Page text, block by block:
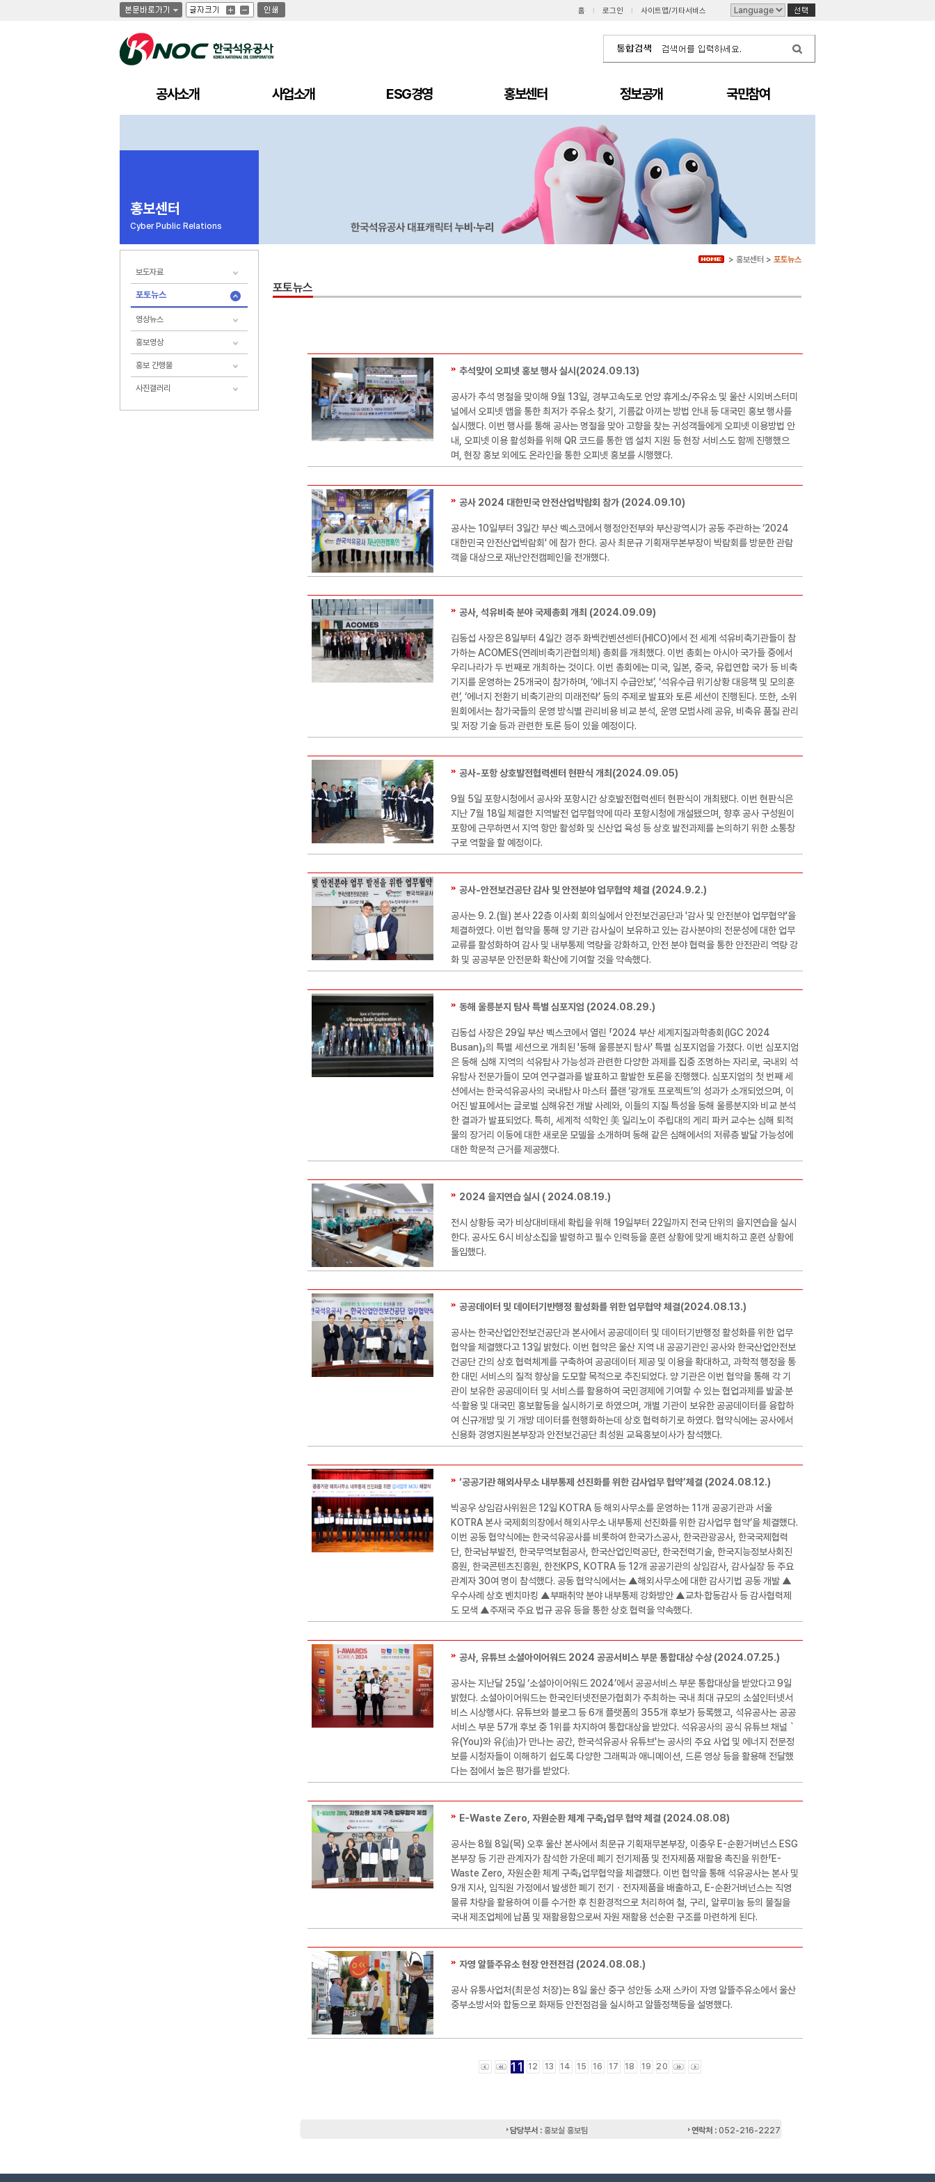
글
자
기
글
자
기
크
글
자
기
작
인
쇄
홈 I 로그인 I 사이트맵/기타서비스
공사소개 사업소개 ESG경영 홍보센터 정보공개 국민참여
홍보센터
Cyber Public Relations
보도자료
포토뉴스
영상뉴스
홍보영상
홍보 간행물
사진갤러리
> 홍보센터 > 포토뉴스
포토뉴스
추석맞이 오피넷 홍보 행사 실시(2024.09.13)
공사가 추석 명절을 맞이해 9월 13일, 경부고속도로 언양 휴게소/주유소 및 울산 시외버스터미
널에서 오피넷 앱을 통한 최저가 주유소 찾기, 기름값 아끼는 방법 안내 등 대국민 홍보 행사를
실시했다. 이번 행사를 통해 공사는 명절을 맞아 고향을 찾는 귀성객들에게 오피넷 이용방법 안
내, 오피넷 이용 활성화를 위해 QR 코드를 통한 앱 설치 지원 등 현장 서비스도 함께 진행했으
며, 현장 홍보 외에도 온라인을 통한 오피넷 홍보를 시행했다.
공사 2024 대한민국 안전산업박람회 참가 (2024.09.10)
공사는 10일부터 3일간 부산 벡스코에서 행정안전부와 부산광역시가 공동 주관하는 ‘2024
대한민국 안전산업박람회' 에 참가 한다. 공사 최문규 기획재무본부장이 박람회를 방문한 관람
객을 대상으로 재난안전캠페인을 전개했다.
공사, 석유비축 분야 국제총회 개최 (2024.09.09)
김동섭 사장은 8일부터 4일간 경주 화백컨벤션센터(HICO)에서 전 세계 석유비축기관들이 참
가하는 ACOMES(연례비축기관협의체) 총회를 개최했다. 이번 총회는 아시아 국가들 중에서
우리나라가 두 번째로 개최하는 것이다. 이번 총회에는 미국, 일본, 중국, 유럽연합 국가 등 비축
기지를 운영하는 25개국이 참가하며, ‘에너지 수급안보’, ‘석유수급 위기상황 대응책 및 모의훈
련’, ‘에너지 전환기 비축기관의 미래전략’ 등의 주제로 발표와 토론 세션이 진행된다. 또한, 소위
원회에서는 참가국들의 운영 방식별 관리비용 비교 분석, 운영 모범사례 공유, 비축유 품질 관리
및 저장 기술 등과 관련한 토론 등이 있을 예정이다.
공사-포항 상호발전협력센터 현판식 개최(2024.09.05)
9월 5일 포항시청에서 공사와 포항시간 상호발전협력센터 현판식이 개최됐다. 이번 현판식은
지난 7월 18일 체결한 지역발전 업무협약에 따라 포항시청에 개설됐으며, 향후 공사 구성원이
포항에 근무하면서 지역 항만 활성화 및 신산업 육성 등 상호 발전과제를 논의하기 위한 소통창
구로 역할을 할 예정이다.
공사-안전보건공단 감사 및 안전분야 업무협약 체결 (2024.9.2.)
공사는 9. 2.(월) 본사 22층 이사회 회의실에서 안전보건공단과 '감사 및 안전분야 업무협약'을
체결하였다. 이번 협약을 통해 양 기관 감사실이 보유하고 있는 감사분야의 전문성에 대한 업무
교류를 활성화하여 감사 및 내부통제 역량을 강화하고, 안전 분야 협력을 통한 안전관리 역량 강
화 및 공공부문 안전문화 확산에 기여할 것을 약속했다.
동해 울릉분지 탐사 특별 심포지엄 (2024.08.29.)
김동섭 사장은 29일 부산 벡스코에서 열린 「2024 부산 세계지질과학총회(IGC 2024
Busan)」의 특별 세션으로 개최된 '동해 울릉분지 탐사' 특별 심포지엄을 가졌다. 이번 심포지엄
은 동해 심해 지역의 석유탐사 가능성과 관련한 다양한 과제를 집중 조명하는 자리로, 국내외 석
유탐사 전문가들이 모여 연구결과를 발표하고 활발한 토론을 진행했다. 심포지엄의 첫 번째 세
션에서는 한국석유공사의 국내탐사 마스터 플랜 ‘광개토 프로젝트’의 성과가 소개되었으며, 이
어진 발표에서는 글로벌 심해유전 개발 사례와, 이들의 지질 특성을 동해 울릉분지와 비교 분석
한 결과가 발표되었다. 특히, 세계적 석학인 美 일리노이 주립대의 게리 파커 교수는 심해 퇴적
물의 장거리 이동에 대한 새로운 모델을 소개하며 동해 같은 심해에서의 저류층 발달 가능성에
대한 학문적 근거를 제공했다.
2024 을지연습 실시 ( 2024.08.19.)
전시 상황등 국가 비상대비태세 확립을 위해 19일부터 22일까지 전국 단위의 을지연습을 실시
한다. 공사도 6시 비상소집을 발령하고 필수 인력등을 훈련 상황에 맞게 배치하고 훈련 상황에
돌입했다.
공공데이터 및 데이터기반행정 활성화를 위한 업무협약 체결(2024.08.13.)
공사는 한국산업안전보건공단과 본사에서 공공데이터 및 데이터기반행정 활성화를 위한 업무
협약을 체결했다고 13일 밝혔다. 이번 협약은 울산 지역 내 공공기관인 공사와 한국산업안전보
건공단 간의 상호 협력체계를 구축하여 공공데이터 제공 및 이용을 확대하고, 과학적 행정을 통
한 대민 서비스의 질적 향상을 도모할 목적으로 추진되었다. 양 기관은 이번 협약을 통해 각 기
관이 보유한 공공데이터 및 서비스를 활용하여 국민경제에 기여할 수 있는 협업과제를 발굴·분
석·활용 및 대국민 홍보활동을 실시하기로 하였으며, 개별 기관이 보유한 공공데이터를 융합하
여 신규개방 및 기 개방 데이터를 현행화하는데 상호 협력하기로 하였다. 협약식에는 공사에서
신용화 경영지원본부장과 안전보건공단 최성원 교육홍보이사가 참석했다.
‘공공기관 해외사무소 내부통제 선진화를 위한 감사업무 협약’체결 (2024.08.12.)
박공우 상임감사위원은 12일 KOTRA 등 해외사무소를 운영하는 11개 공공기관과 서울
KOTRA 본사 국제회의장에서 해외사무소 내부통제 선진화를 위한 감사업무 협약’을 체결했다.
이번 공동 협약식에는 한국석유공사를 비롯하여 한국가스공사, 한국관광공사, 한국국제협력
단, 한국남부발전, 한국무역보험공사, 한국산업인력공단, 한국전력기술, 한국지능정보사회진
흥원, 한국콘텐츠진흥원, 한전KPS, KOTRA 등 12개 공공기관의 상임감사, 감사실장 등 주요
관계자 30여 명이 참석했다. 공동 협약식에서는 ▲해외사무소에 대한 감사기법 공동 개발 ▲
우수사례 상호 벤치마킹 ▲부패취약 분야 내부통제 강화방안 ▲교차·합동감사 등 감사협력제
도 모색 ▲주재국 주요 법규 공유 등을 통한 상호 협력을 약속했다.
공사, 유튜브 소셜아이어워드 2024 공공서비스 부문 통합대상 수상 (2024.07.25.)
공사는 지난달 25일 ‘소셜아이어워드 2024’에서 공공서비스 부문 통합대상을 받았다고 9일
밝혔다. 소셜아이어워드는 한국인터넷전문가협회가 주최하는 국내 최대 규모의 소셜인터넷서
비스 시상행사다. 유튜브와 블로그 등 6개 플랫폼의 355개 후보가 등록했고, 석유공사는 공공
서비스 부문 57개 후보 중 1위를 차지하여 통합대상을 받았다. 석유공사의 공식 유튜브 채널 `
유(You)와 유(油)가 만나는 공간, 한국석유공사 유튜브'는 공사의 주요 사업 및 에너지 전문정
보를 시청자들이 이해하기 쉽도록 다양한 그래픽과 애니메이션, 드론 영상 등을 활용해 전달했
다는 점에서 높은 평가를 받았다.
E-Waste Zero, 자원순환 체계 구축」업무 협약 체결 (2024.08.08)
공사는 8월 8일(목) 오후 울산 본사에서 최문규 기획재무본부장, 이충우 E-순환거버넌스 ESG
본부장 등 기관 관계자가 참석한 가운데 폐기 전기제품 및 전자제품 재활용 촉진을 위한「E-
Waste Zero, 자원순환 체계 구축」업무협약을 체결했다. 이번 협약을 통해 석유공사는 본사 및
9개 지사, 임직원 가정에서 발생한 폐기 전기ㆍ전자제품을 배출하고, E-순환거버넌스는 직영
물류 차량을 활용하여 이를 수거한 후 친환경적으로 처리하여 철, 구리, 알루미늄 등의 물질을
국내 제조업체에 납품 및 재활용함으로써 자원 재활용 선순환 구조를 마련하게 된다.
자영 알뜰주유소 현장 안전전검 (2024.08.08.)
공사 유통사업처(최문성 처장)는 8일 울산 중구 성안동 소재 스카이 자영 알뜰주유소에서 울산
중부소방서와 합동으로 화재등 안전점검을 실시하고 알뜰정책등을 설명했다.
11 12 13 14 15 16 17 18 19 20
담당부서 : 홍보실 홍보팀 연락처 : 052-216-2227